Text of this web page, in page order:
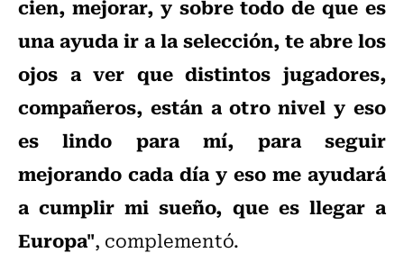
cien, mejorar, y sobre todo de que es
una ayuda ir a la selección, te abre los
ojos a ver que distintos jugadores,
compañeros, están a otro nivel y eso
es lindo para mí, para seguir
mejorando cada día y eso me ayudará
a cumplir mi sueño, que es llegar a
Europa", complementó.